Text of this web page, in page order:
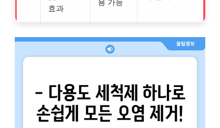
효과
용 가능